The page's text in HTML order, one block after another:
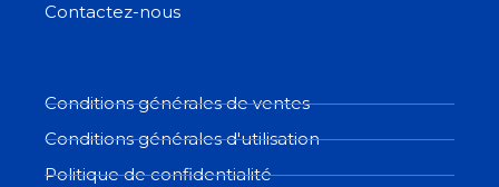
Contactez-nous
Conditions générales de ventes
Conditions générales d'utilisation
Politique de confidentialité